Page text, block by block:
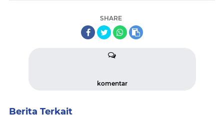
SHARE
komentar
Berita Terkait